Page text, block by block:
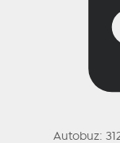
Autobuz: